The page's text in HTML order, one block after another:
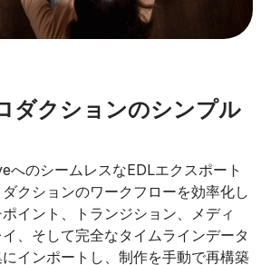
ダクションのシンプル
へのシームレスなEDLエクスポート
クションのワークフローを効率化し
イント、トランジション、メディ
、そして完全なタイムラインデータ
インポートし、制作を手動で再構築